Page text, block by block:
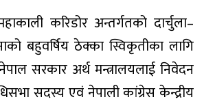
करिडोर अन्तर्गतको दार्चुला–
बहुवर्षिय ठेक्का स्विकृतीका लागि
सरकार अर्थ मन्त्रालयलाई निवेदन
सदस्य एवं नेपाली कांग्रेस केन्द्रीय